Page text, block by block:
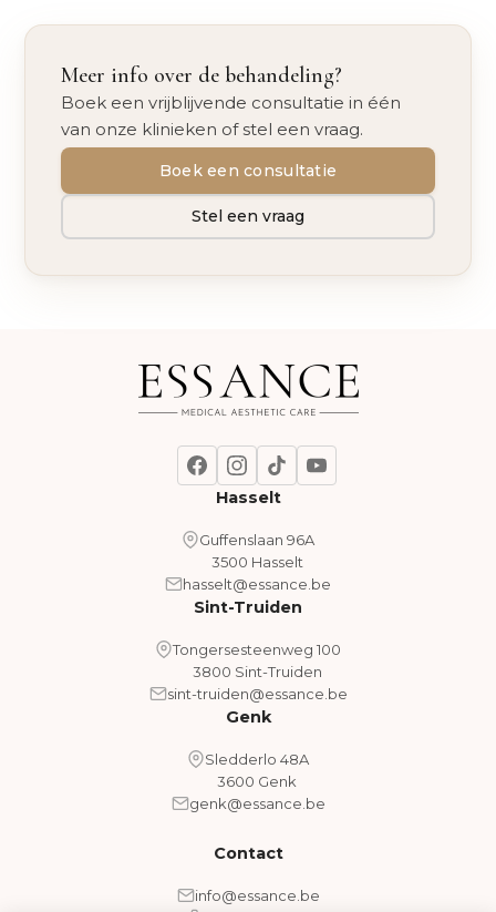
Meer info over de behandeling?
Boek een vrijblijvende consultatie in één
van onze klinieken of stel een vraag.
Boek een consultatie
Stel een vraag
Hasselt
Guffenslaan 96A
3500 Hasselt
hasselt@essance.be
Sint-Truiden
Tongersesteenweg 100
3800 Sint-Truiden
sint-truiden@essance.be
Genk
Sledderlo 48A
3600 Genk
genk@essance.be
Contact
info@essance.be